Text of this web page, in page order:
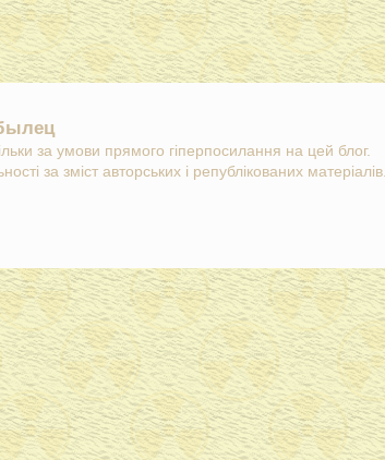
за умови прямого гіперпосилання на цей блог.
за зміст авторських і републікованих матеріалів..